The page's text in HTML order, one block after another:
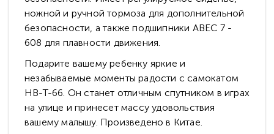
ножной и ручной тормоза для дополнительной
безопасности, а также подшипники ABEC 7 -
608 для плавности движения.
Подарите вашему ребенку яркие и
незабываемые моменты радости с самокатом
HB-T-66. Он станет отличным спутником в играх
на улице и принесет массу удовольствия
вашему малышу. Произведено в Китае.